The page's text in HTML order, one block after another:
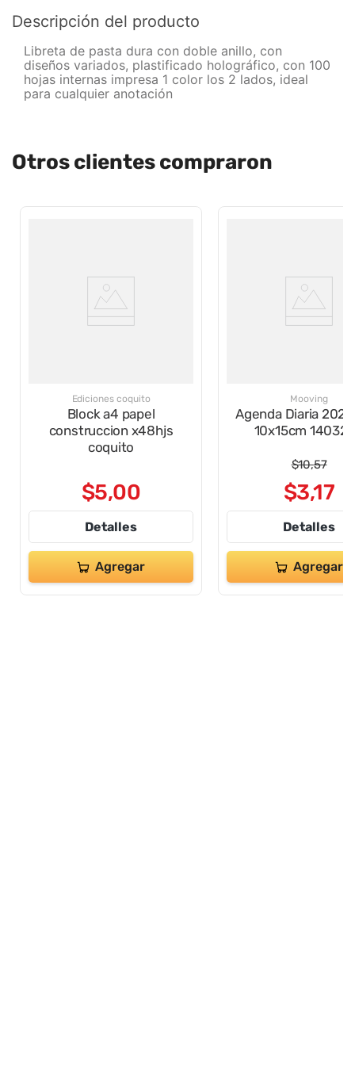
Descripción del producto
Libreta de pasta dura con doble anillo, con
diseños variados, plastificado holográfico, con 100
hojas internas impresa 1 color los 2 lados, ideal
para cualquier anotación
Otros clientes compraron
Ediciones coquito
Block a4 papel
construccion x48hjs
coquito
$5,00
Detalles
Agregar
Mooving
Agenda Diaria 2026
10x15cm
$10,57
$3,17
Detalles
Agregar